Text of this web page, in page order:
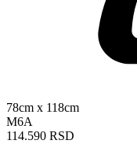
78cm x 118cm
M6A
114.590 RSD